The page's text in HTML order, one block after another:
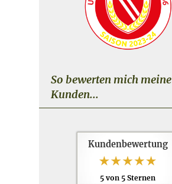
So bewerten mich meine
Kunden...
Kundenbewertung
5 von 5 Sternen